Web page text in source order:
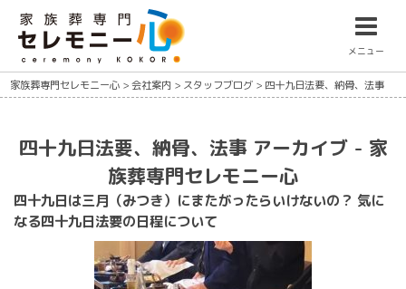
メニュー
家族葬専門セレモニー心 >会社案内 > スタッフブログ > 四十九日法要、納骨、法事
四十九日法要、納骨、法事 アーカイブ - 家
族葬専門セレモニー心
四十九日は三月（みつき）にまたがったらいけないの？ 気に
なる四十九日法要の日程について